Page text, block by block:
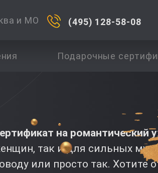
и МО (495) 128-58-08
Подарочные
на романтический
так и для сильных
или просто так. Хотите